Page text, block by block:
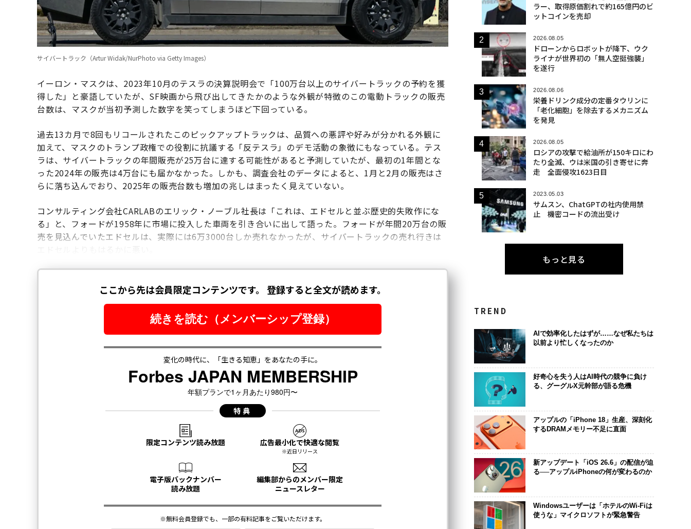
サイバートラック（Artur Widak/NurPhoto via Getty Images）
イーロン・マスクは、2023年10月のテスラの決算説明会で「100万台以上のサイバートラックの予約を獲
得した」と豪語していたが、SF映画から飛び出してきたかのような外観が特徴のこの電動トラックの販売
台数は、マスクが当初予測した数字を笑ってしまうほど下回っている。
過去13カ月で8回もリコールされたこのピックアップトラックは、品質への悪評や好みが分かれる外観に
加えて、マスクのトランプ政権での役割に抗議する「反テスラ」のデモ活動の象徴にもなっている。テス
ラは、サイバートラックの年間販売が25万台に達する可能性があると予測していたが、最初の1年間とな
った2024年の販売は4万台にも届かなかった。しかも、調査会社のデータによると、1月と2月の販売はさ
らに落ち込んでおり、2025年の販売台数も増加の兆しはまったく見えていない。
コンサルティング会社CARLABのエリック・ノーブル社長は「これは、エドセルと並ぶ歴史的失敗作にな
る」と、フォードが1958年に市場に投入した車両を引き合いに出して語った。フォードが年間20万台の販
売を見込んでいたエドセルは、実際には6万3000台しか売れなかったが、サイバートラックの売れ行きは
ラー、取得原価割れで約165億円のビ
ットコインを売却
2026.08.05
ドローンからロボットが降下、ウク
ライナが世界初の「無人空挺強襲」
を遂行
2026.08.06
栄養ドリンク成分の定番タウリンに
「老化細胞」を除去するメカニズム
を発見
2026.08.05
ロシアの攻撃で給油所が150キロにわ
たり全滅、ウは米国の引き寄せに奔
走 全面侵攻1623日目
2023.05.03
サムスン、ChatGPTの社内使用禁
止 機密コードの流出受け
もっと見る
TREND
AIで効率化したはずが……なぜ私たちは
以前より忙しくなったのか
好奇心を失う人はAI時代の競争に負け
る、グーグルX元幹部が語る危機
アップルの「iPhone 18」生産、深刻化
するDRAMメモリー不足に直面
新アップデート「iOS 26.6」の配信が迫
る──アップルiPhoneの何が変わるのか
Windowsユーザーは「ホテルのWi-Fiは
使うな」マイクロソフトが緊急警告